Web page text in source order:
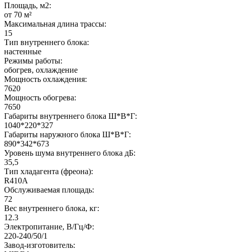
Площадь, м2:
от 70 м²
Максимальная длина трассы:
15
Тип внутреннего блока:
настенные
Режимы работы:
обогрев, охлаждение
Мощность охлаждения:
7620
Мощность обогрева:
7650
Габариты внутреннего блока Ш*В*Г:
1040*220*327
Габариты наружного блока Ш*В*Г:
890*342*673
Уровень шума внутреннего блока дБ:
35,5
Тип хладагента (фреона):
R410A
Обслуживаемая площадь:
72
Вес внутреннего блока, кг:
12.3
Электропитание, В/Гц/Ф:
220-240/50/1
Завод-изготовитель: